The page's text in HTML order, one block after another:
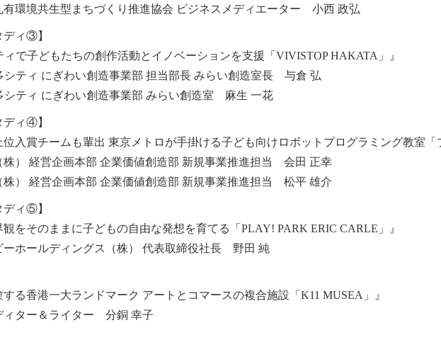
有環境共生型まちづくり推進協会 ビジネスメディエーター 小西 政弘
ディ③】
ィで子どもたちの創作活動とイノベーションを支援「VIVISTOP HAKATA」』
シティ にぎわい創造事業部 担当部長 みらい創造室長 与倉 弘
シティ にぎわい創造事業部 みらい創造室 麻生 一花
ディ④】
位入賞チームも輩出 東京メトロが手掛ける子ども向けロボットプログラミング教室「
株） 経営企画本部 企業価値創造部 新規事業推進担当 会田 正幸
株） 経営企画本部 企業価値創造部 新規事業推進担当 松平 雄介
ディ⑤】
観をそのままに子どもの自由な発想を育てる「PLAY! PARK ERIC CARLE」』
ーホールディングス（株） 代表取締役社長 野田 純
する香港一大ランドマーク アートとコマースの複合施設「K11 MUSEA」』
ィター＆ライター 分銅 幸子